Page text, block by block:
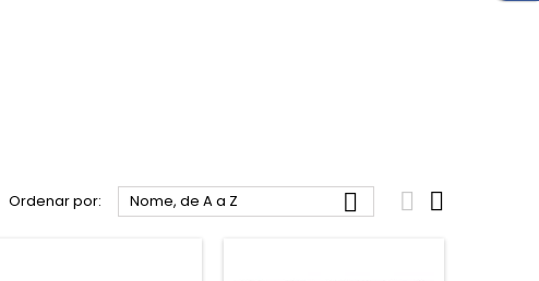
Ordenar por: Nome, de A a Z   